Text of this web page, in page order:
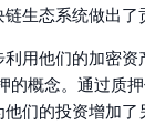
生态系统做出了
用他们的加密资
概念。通过质
们的投资增加了